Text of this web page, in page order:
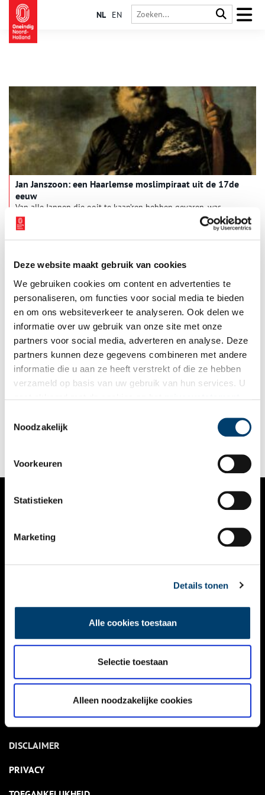
Deze website maakt gebruik van cookies
We gebruiken cookies om content en advertenties te
personaliseren, om functies voor social media te bieden
en om ons websiteverkeer te analyseren. Ook delen we
informatie over uw gebruik van onze site met onze
partners voor social media, adverteren en analyse. Deze
partners kunnen deze gegevens combineren met andere
informatie die u aan ze heeft verstrekt of die ze hebben
verzameld op basis van uw gebruik van hun services. U
Noodzakelijk
Voorkeuren
Statistieken
Marketing
Details tonen
Alle cookies toestaan
Selectie toestaan
Alleen noodzakelijke cookies
NL EN
Jan Janszoon: een Haarlemse moslimpiraat uit de 17de
eeuw
Van alle Jannen die ooit te kaap’ren hebben gevaren, was
zeerover Jan Janszoon van Haarlem (1570-na 1641) misschien
wel de meest spraakmakende. Hoewel hij niet de Jan van Pier,
Tjores en Corneel uit het bekende zeemanslied was, had zijn
Vroege aanklacht tegen slavernij uit Heemstede
Geschiedkundige Julien Wolbers (1819-1889) woonde aan de
Kerklaan in Heemstede. Hij ontplooide zich als een lokaal en
artikelen waarin hij aantoonde dat slavernij in strijd is met de
rechten van de mens. Voor zijn boek ‘Geschiedenis van
NIEUWS
KALENDER
ACTIVITEITEN
NIEUWSBRIEF
DISCLAIMER
PRIVACY